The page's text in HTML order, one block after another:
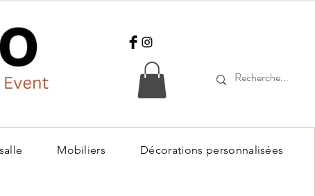
Mobiliers Décorations personnalisées